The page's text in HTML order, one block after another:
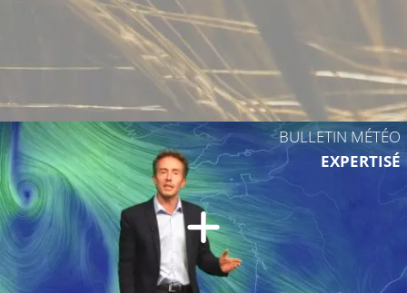
BULLETIN MÉTÉO
EXPERTISÉ